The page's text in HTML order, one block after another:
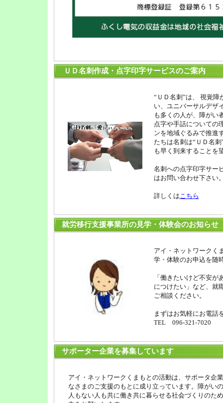
ＵＤ名刺作成・点字印字サービスのご案内
“ＵＤ名刺”は、 視覚障
い、ユニバーサルデザ
も多くの人が、障がい
点字や手話についての
ンを地域ぐるみで推進
たちは名刺は“ＵＤ名
も早く到来することを
名刺への点字印字サー
はお問い合わせ下さい
詳しくはこちら
就労移行支援事業所の見学・体験会のお知らせ
アイ・ネットワークく
学・体験のお申込を随
「働きたいけど不安
につけたい」など、就
ご相談ください。
まずはお気軽にお電話
TEL 096-321-7020
サポーター企業を募集しています
アイ・ネットワークくまもとの活動は、サポータ企
なさまのご支援のもとに成り立っています。障がい
人もない人も共に働き共に暮らせる社会づくりのた